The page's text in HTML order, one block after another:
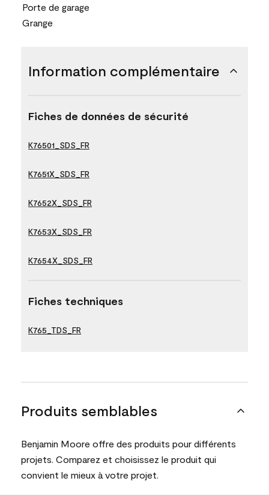
Porte de garage
Grange
Information complémentaire
Fiches de données de sécurité
K76501_SDS_FR
K7651X_SDS_FR
K7652X_SDS_FR
K7653X_SDS_FR
K7654X_SDS_FR
Fiches techniques
K765_TDS_FR
Produits semblables
Benjamin Moore offre des produits pour différents
projets. Comparez et choisissez le produit qui
convient le mieux à votre projet.